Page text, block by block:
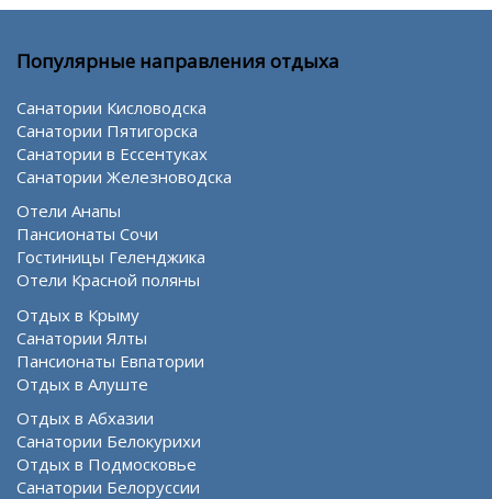
Популярные направления отдыха
Санатории Кисловодска
Санатории Пятигорска
Санатории в Ессентуках
Санатории Железноводска
Отели Анапы
Пансионаты Сочи
Гостиницы Геленджика
Отели Красной поляны
Отдых в Крыму
Санатории Ялты
Пансионаты Евпатории
Отдых в Алуште
Отдых в Абхазии
Санатории Белокурихи
Отдых в Подмосковье
Санатории Белоруссии